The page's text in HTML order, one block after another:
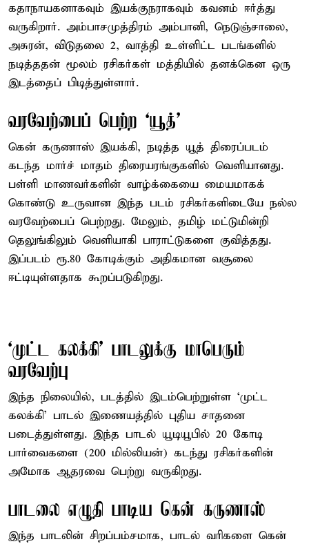
கதாநாயகனாகவும் இயக்குநராகவும் கவனம் ஈர்த்து
வருகிறார். அம்பாசமுத்திரம் அம்பானி, நெடுஞ்சாலை,
அசுரன், விடுதலை 2, வாத்தி உள்ளிட்ட படங்களில்
நடித்ததன் மூலம் ரசிகர்கள் மத்தியில் தனக்கென ஒரு
இடத்தைப் பிடித்துள்ளார்.
வரவேற்பைப் பெற்ற ‘யூத்’
கென் கருணாஸ் இயக்கி, நடித்த யூத் திரைப்படம்
கடந்த மார்ச் மாதம் திரையரங்குகளில் வெளியானது.
பள்ளி மாணவர்களின் வாழ்க்கையை மையமாகக்
கொண்டு உருவான இந்த படம் ரசிகர்களிடையே நல்ல
வரவேற்பைப் பெற்றது. மேலும், தமிழ் மட்டுமின்றி
தெலுங்கிலும் வெளியாகி பாராட்டுகளை குவித்தது.
இப்படம் ரூ.80 கோடிக்கும் அதிகமான வசூலை
ஈட்டியுள்ளதாக கூறப்படுகிறது.
‘முட்ட கலக்கி’ பாடலுக்கு மாபெரும்
வரவேற்பு
இந்த நிலையில், படத்தில் இடம்பெற்றுள்ள ‘முட்ட
கலக்கி’ பாடல் இணையத்தில் புதிய சாதனை
படைத்துள்ளது. இந்த பாடல் யூடியூபில் 20 கோடி
பார்வைகளை (200 மில்லியன்) கடந்து ரசிகர்களின்
அமோக ஆதரவை பெற்று வருகிறது.
பாடலை எழுதி பாடிய கென் கருணாஸ்
இந்த பாடலின் சிறப்பம்சமாக, பாடல் வரிகளை கென்